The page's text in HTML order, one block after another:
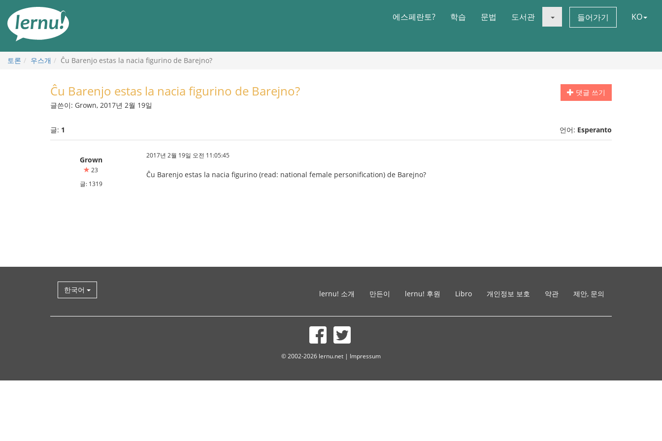
에스페란토? 학습 문법 도서관 들어가기 KO
토론 우스개 Ĉu Barenjo estas la nacia figurino de Barejno?
댓글 쓰기
Ĉu Barenjo estas la nacia figurino de Barejno?
글쓴이: Grown, 2017년 2월 19일
글: 1 언어: Esperanto
Grown
23
글: 1319
2017년 2월 19일 오전 11:05:45
Ĉu Barenjo estas la nacia figurino (read: national female personification) de Barejno?
한국어 lernu! 소개 만든이 lernu! 후원 Libro 개인정보 보호 약관 제안, 문의
© 2002-2026 lernu.net | Impressum